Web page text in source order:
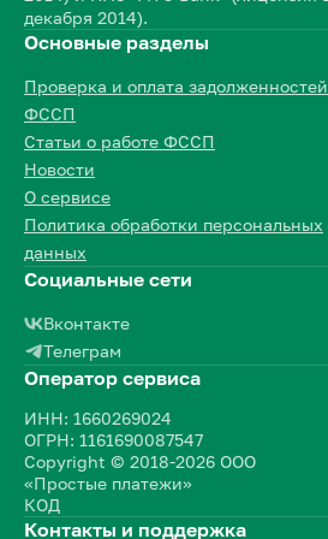
декабря 2014).
Основные разделы
Проверка и оплата задолженностей
ФССП
Статьи о работе ФССП
Новости
О сервисе
Политика обработки персональных
данных
Социальные сети
Вконтакте
Телеграм
Оператор сервиса
ИНН: 1660269024
ОГРН: 1161690087547
Copyright © 2018-2026 ООО
«Простые платежи»
КОД
Контакты и поддержка